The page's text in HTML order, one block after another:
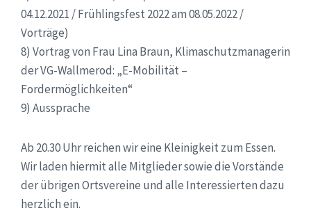
04.12.2021 / Frühlingsfest 2022 am 08.05.2022 /
Vorträge)
8) Vortrag von Frau Lina Braun, Klimaschutzmanagerin
der VG-Wallmerod: „E-Mobilität –
Fordermöglichkeiten“
9) Aussprache
Ab 20.30 Uhr reichen wir eine Kleinigkeit zum Essen.
Wir laden hiermit alle Mitglieder sowie die Vorstände
der übrigen Ortsvereine und alle Interessierten dazu
herzlich ein.